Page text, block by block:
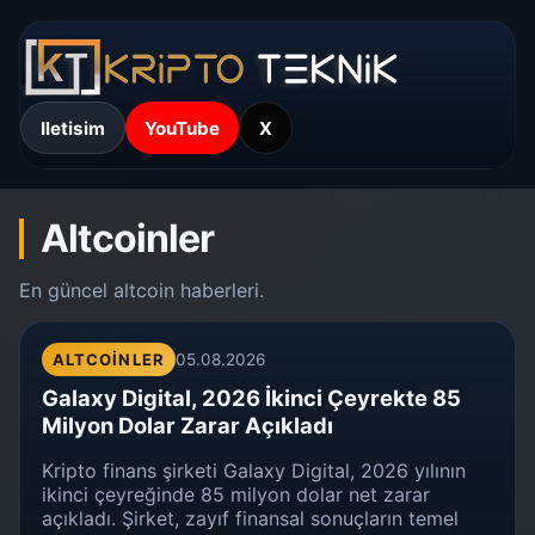
Iletisim YouTube X
Altcoinler
En güncel altcoin haberleri.
ALTCOINLER 05.08.2026
Galaxy Digital, 2026 İkinci Çeyrekte 85
Milyon Dolar Zarar Açıkladı
Kripto finans şirketi Galaxy Digital, 2026 yılının
ikinci çeyreğinde 85 milyon dolar net zarar
açıkladı. Şirket, zayıf finansal sonuçların temel